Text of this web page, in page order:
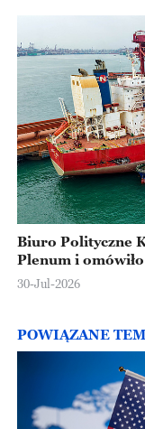
Biuro Polityczne
Plenum i
30-Jul-2026
POWIĄZANE